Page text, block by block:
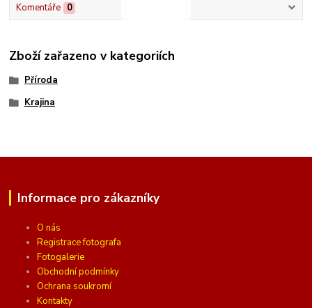
Komentáře 0
Zboží zařazeno v kategoriích
Příroda
Krajina
Informace pro zákazníky
O nás
Registrace fotografa
Fotogalerie
Obchodní podmínky
Ochrana soukromí
Kontakty